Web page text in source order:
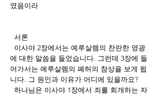
였음이라
서론
이사야 2장에서는 예루살렘의 찬란한 영광
에 대한 말씀을 들었습니다. 그런데 3장에 들
어가서는 예루살렘의 폐허의 참상을 보게 됩
니다. 그 원인과 이유가 어디에 있을까요?
하나님은 이사야 1장에서 죄를 회개하는 자